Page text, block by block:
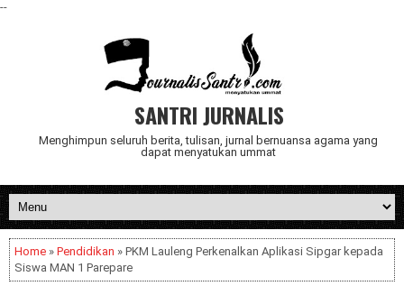
--
SANTRI JURNALIS
Menghimpun seluruh berita, tulisan, jurnal bernuansa agama yang
dapat menyatukan ummat
Home » Pendidikan » PKM Lauleng Perkenalkan Aplikasi Sipgar kepada
Siswa MAN 1 Parepare